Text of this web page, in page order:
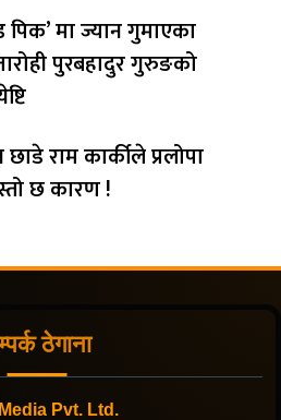
पिक’ मा ज्यान गुमाएका
पुरबहादुर गुरुङको
राम कार्कीले प्रलोपा
छ कारण !
ठेगाना
Pvt. Ltd.